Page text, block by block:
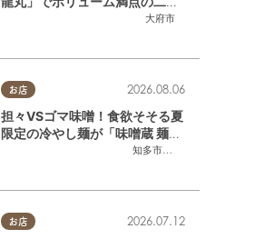
大府市
系ラーメンを堪能してきた
お店
知多市
,半田市
2026.08.06
担々VSゴマ味噌！食欲そそる夏
限定の冷やし麺が「味噌蔵 麺四
朗 半田店・知多店」で登場／ち
お店 2026.07.12